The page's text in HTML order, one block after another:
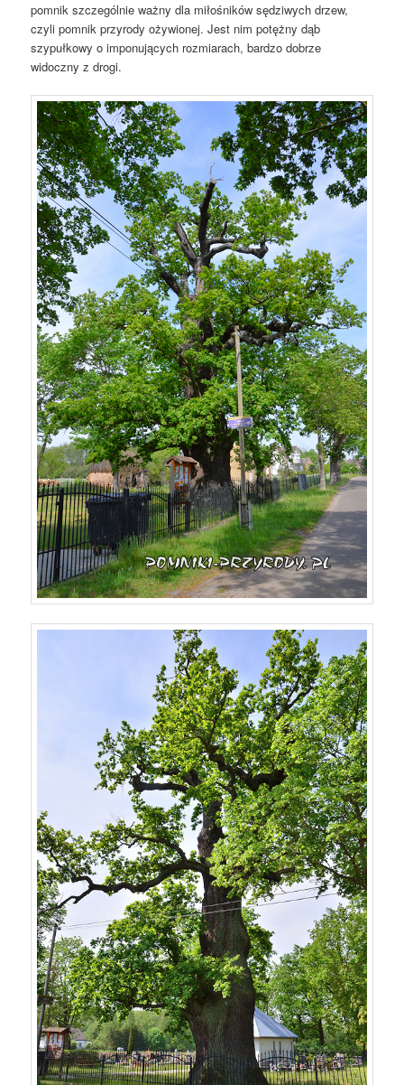
pomnik szczególnie ważny dla miłośników sędziwych drzew,
czyli pomnik przyrody ożywionej. Jest nim potężny dąb
szypułkowy o imponujących rozmiarach, bardzo dobrze
widoczny z drogi.